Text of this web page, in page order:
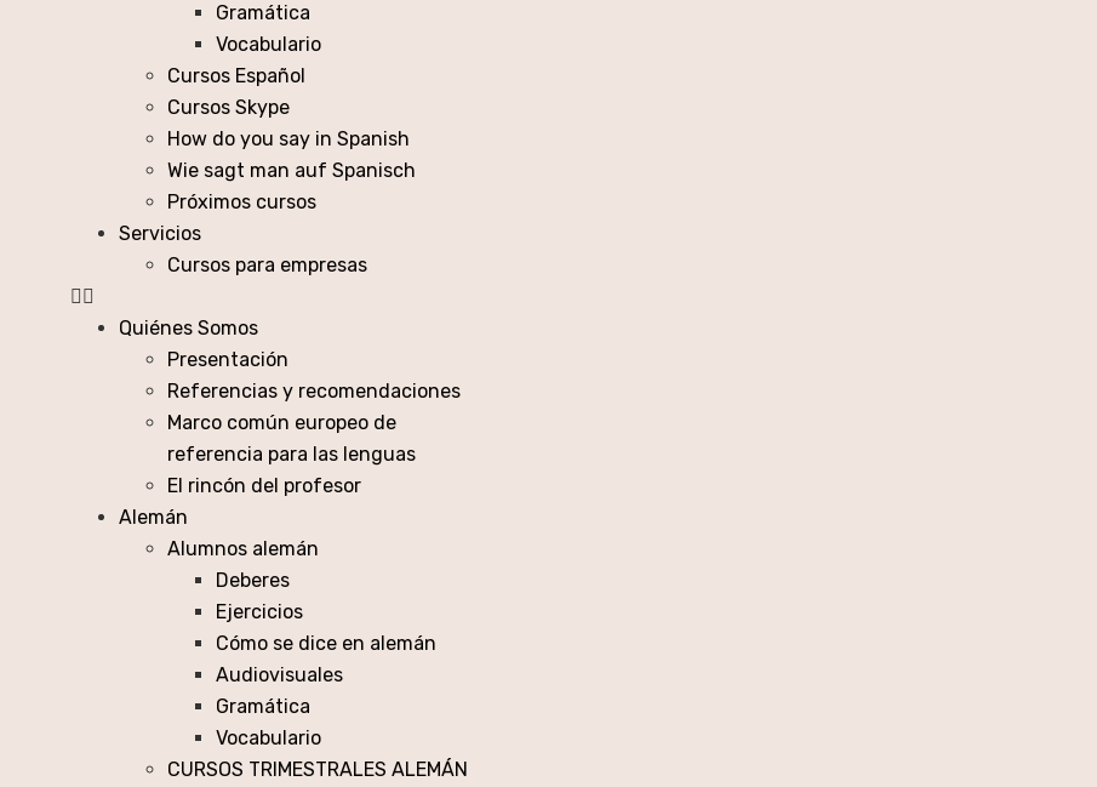
Gramática
Vocabulario
Cursos Español
Cursos Skype
How do you say in Spanish
Wie sagt man auf Spanisch
Próximos cursos
Servicios
Cursos para empresas
Quiénes Somos
Presentación
Referencias y recomendaciones
Marco común europeo de
referencia para las lenguas
El rincón del profesor
Alemán
Alumnos alemán
Deberes
Ejercicios
Cómo se dice en alemán
Audiovisuales
Gramática
Vocabulario
CURSOS TRIMESTRALES ALEMÁN